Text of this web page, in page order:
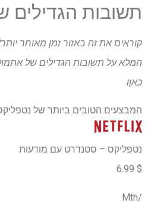
תשובות הגדילים
קוראים את זה באזור זמן מאוחר
המלא על תשובות הגדילים של
כאןו
המבצעים הטובים ביותר של
נטפליקס – סטנדרט עם מודעות
$ 6.99
/Mth